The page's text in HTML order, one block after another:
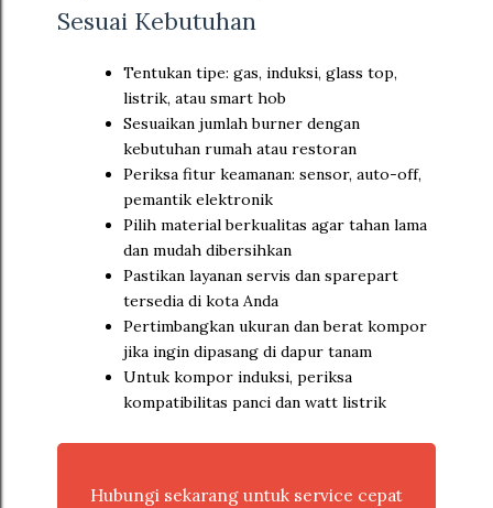
Sesuai Kebutuhan
Tentukan tipe: gas, induksi, glass top,
listrik, atau smart hob
Sesuaikan jumlah burner dengan
kebutuhan rumah atau restoran
Periksa fitur keamanan: sensor, auto-off,
pemantik elektronik
Pilih material berkualitas agar tahan lama
dan mudah dibersihkan
Pastikan layanan servis dan sparepart
tersedia di kota Anda
Pertimbangkan ukuran dan berat kompor
jika ingin dipasang di dapur tanam
Untuk kompor induksi, periksa
kompatibilitas panci dan watt listrik
Hubungi sekarang untuk service cepat